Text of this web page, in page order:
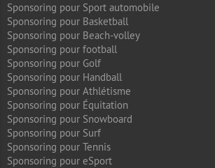
Sponsoring pour Sport automobile
Sponsoring pour Basketball
Sponsoring pour Beach-volley
Sponsoring pour football
Sponsoring pour Golf
Sponsoring pour Handball
Sponsoring pour Athlétisme
Sponsoring pour Équitation
Sponsoring pour Snowboard
Sponsoring pour Surf
Sponsoring pour Tennis
Sponsoring pour eSport